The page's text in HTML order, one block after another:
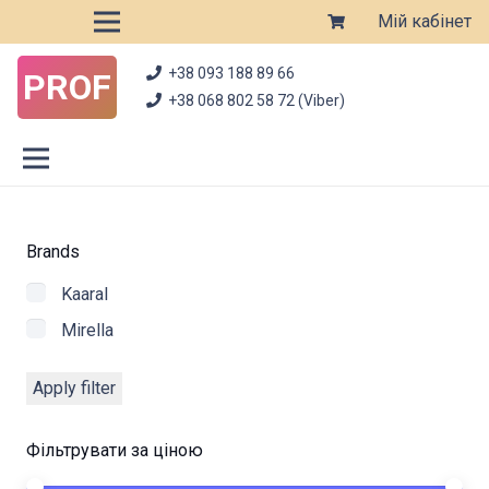
Мій кабінет
PROF
+38 093 188 89 66
+38 068 802 58 72 (Viber)
Brands
Kaaral
Mirella
Apply filter
Фільтрувати за ціною